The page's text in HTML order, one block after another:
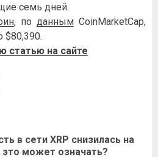
семь дней.
, по данным CoinMarketCap,
$80,390.
статью на сайте
в сети XRP снизилась на
это может означать?